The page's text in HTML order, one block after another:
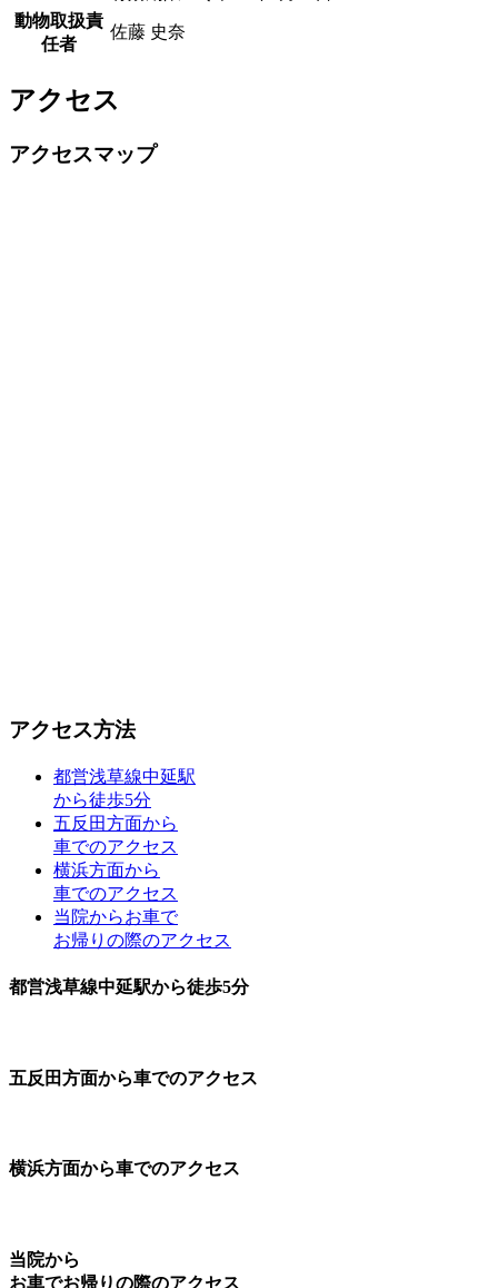
動物取扱責
任者
佐藤 史奈
アクセス
アクセスマップ
アクセス方法
都営浅草線中延駅
から徒歩5分
五反田方面から
車でのアクセス
横浜方面から
車でのアクセス
当院からお車で
お帰りの際のアクセス
都営浅草線中延駅から徒歩5分
五反田方面から車でのアクセス
横浜方面から車でのアクセス
当院から
お車でお帰りの際のアクセス